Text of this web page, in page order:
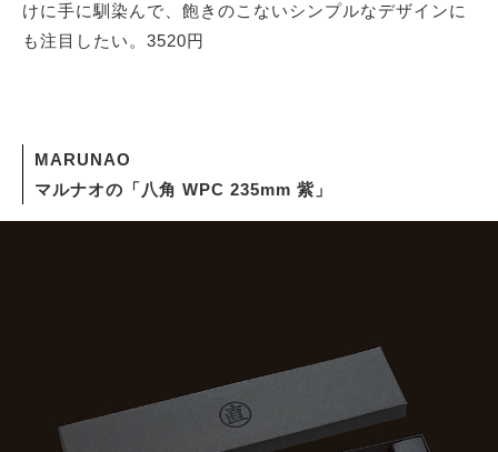
けに手に馴染んで、飽きのこないシンプルなデザインに
も注目したい。3520円
MARUNAO
マルナオの「八角 WPC 235mm 紫」